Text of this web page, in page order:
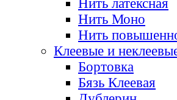
Нить латексная
Нить Моно
Нить
Клеевые и
Бортовка
Бязь Клеевая